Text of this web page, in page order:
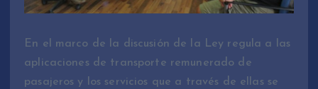
En el marco de la discusión de la Ley regula a las
aplicaciones de transporte remunerado de
pasajeros y los servicios que a través de ellas se